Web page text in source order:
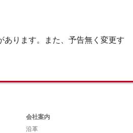
ります。また、予告無く変更す
会社案内
沿革